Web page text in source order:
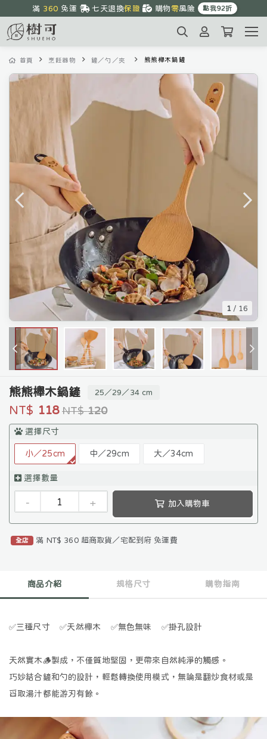
滿 360 免運 七天退換保證
購物 零風險
點我92折
首頁 烹飪器物 鏟／勺／夾 熊熊櫸木鍋鏟
1 / 16
熊熊櫸木鍋鏟 25／29／34 cm
NT$ 118 NT$120
選擇尺寸
小／25cm 中／29cm 大／34cm
選擇數量
- + 加入購物車
全店 滿 NT$ 360 超商取貨／宅配到府 免運費
商品介紹 規格尺寸 購物指南
✅三種尺寸✅天然櫸木 ✅無色無味 ✅掛孔設計
天然實木🪵製成，不僅質地堅固，更帶來自然純淨的觸感。
巧妙結合鏟和勺的設計，輕鬆轉換使用模式，無論是翻炒食材或是
舀取湯汁都能游刃有餘。